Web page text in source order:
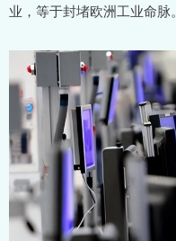
业，等于封堵欧洲工业命脉。